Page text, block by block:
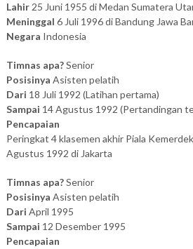
Lahir 25 Juni 1955 di Medan Sumatera
Meninggal 6 Juli 1996 di Bandung Jawa
Negara Indonesia
Timnas apa?Senior
Posisinya Asisten pelatih
Dari 18 Juli 1992 (Latihan pertama)
Sampai 14 Agustus 1992 (Pertandingan
Pencapaian
Peringkat 4 klasemen akhir Piala
Agustus 1992 di Jakarta
Timnas apa?Senior
Posisinya Asisten pelatih
Dari April 1995
Sampai 12 Desember 1995
Pencapaian